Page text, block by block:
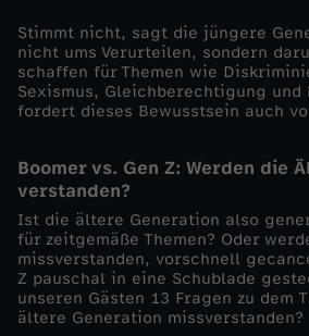
e
n
k
o
n
f
Stimmt nicht, sagt die jüngere
nicht ums Verurteilen, sondern
schaffen für Themen wie
Sexismus, Gleichberechtigung
fordert dieses Bewusstsein auch
Boomer vs. Gen Z: Werden die
verstanden?
Ist die ältere Generation also
für zeitgemäße Themen? Oder
missverstanden, vorschnell
Z pauschal in eine Schublade
unseren Gästen 13 Fragen zu dem
ältere Generation missverstanden?